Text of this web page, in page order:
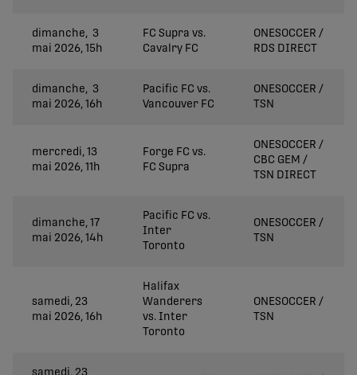
dimanche, 3
mai 2026, 15h
FC Supra vs.
Cavalry FC
ONESOCCER /
RDS DIRECT
dimanche, 3
mai 2026, 16h
Pacific FC vs.
Vancouver FC
ONESOCCER /
TSN
mercredi, 13
mai 2026, 11h
Forge FC vs.
FC Supra
ONESOCCER /
CBC GEM /
TSN DIRECT
dimanche, 17
mai 2026, 14h
Pacific FC vs.
Inter
Toronto
ONESOCCER /
TSN
samedi, 23
mai 2026, 16h
Halifax
Wanderers
vs. Inter
Toronto
ONESOCCER /
TSN
samedi, 23